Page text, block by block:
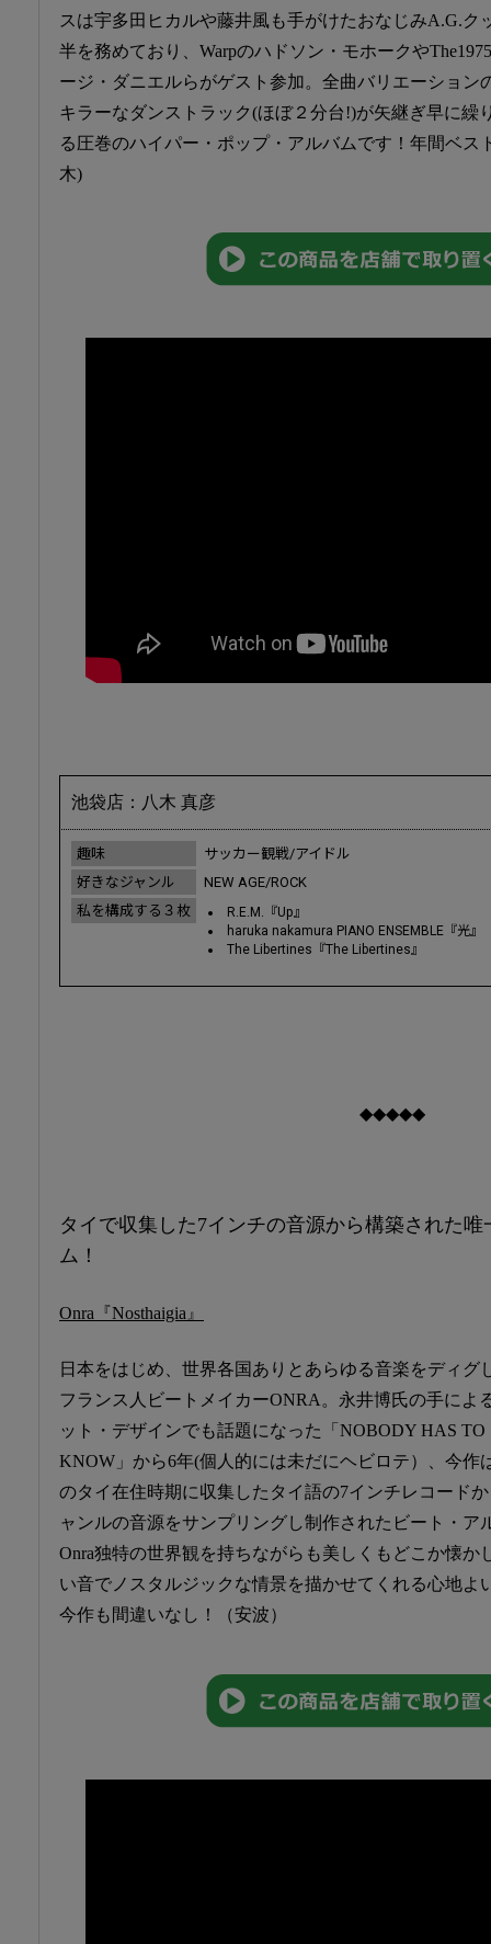
スは宇多田ヒカルや藤井風も手がけたおなじみA.G.ク
半を務めており、Warpのハドソン・モホークや
ージ・ダニエルらがゲスト参加。全曲バリエーション
キラーなダンストラック(ほぼ２分台!)が矢継ぎ早に繰
る圧巻のハイパー・ポップ・アルバムです！年間ベス
木)
池袋店：八木 真彦
趣味
サッカー観戦/アイドル
好きなジャンル
NEW AGE/ROCK
私を構成する３枚
R.E.M.『Up』
haruka nakamura PIANO ENSEMBLE『光』
The Libertines『The Libertines』
◆◆◆◆◆
タイで収集した7インチの音源から構築された
ム！
Onra『Nosthaigia』
日本をはじめ、世界各国ありとあらゆる音楽をディグ
フランス人ビートメイカーONRA。永井博氏の手によ
ット・デザインでも話題になった「NOBODY HAS TO
KNOW」から6年(個人的には未だにヘビロテ）、今作
のタイ在住時期に収集したタイ語の7インチレコード
ャンルの音源をサンプリングし制作されたビート・ア
Onra独特の世界観を持ちながらも美しくもどこか懐か
い音でノスタルジックな情景を描かせてくれる心地よ
今作も間違いなし！（安波）